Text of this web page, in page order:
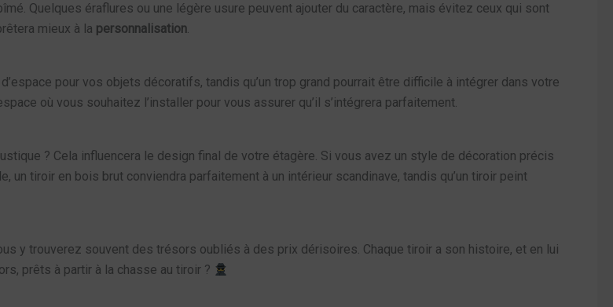
Quelques éraflures ou une légère usure peuvent ajouter du caractère, mais évitez ceux qui sont
mieux à la personnalisation.
pour vos objets décoratifs, tandis qu’un trop grand pourrait être difficile à intégrer dans votre
où vous souhaitez l’installer pour vous assurer qu’il s’intégrera parfaitement.
? Cela influencera le design final de votre étagère. Si vous avez un style de décoration précis
tiroir en bois brut conviendra parfaitement à un intérieur scandinave, tandis qu’un tiroir peint
y trouverez souvent des trésors oubliés à des prix dérisoires. Chaque tiroir a son histoire, et en lui
prêts à partir à la chasse au tiroir ?